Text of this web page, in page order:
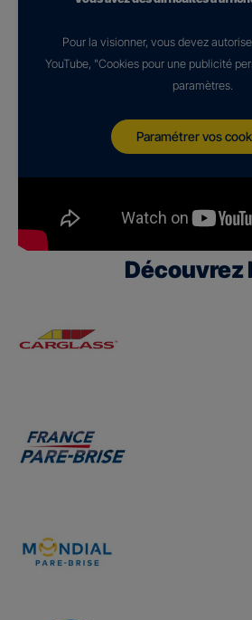
Pour la visionner, vous devez
YouTube, "Cookies pour une publicité
paramètres.
Paramétrer vos
Découvrez